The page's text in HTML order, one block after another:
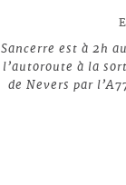
Sancerre est à 2h
l’autoroute à la
de Nevers par